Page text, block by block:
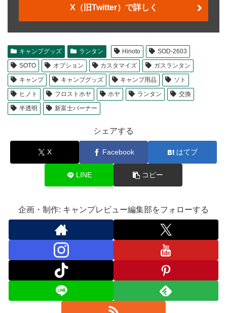
X（旧Twitter）で詳しく
キャンプグッズ ランタン Hinoto
SOD-2603
SOTO
オプション カスタマイズ
ガスランタン
キャンプ
キャンプグッズ キャンプ用品
ソト
ヒノト
フロストホヤ ホヤ ランタン
交換
半透明
新富士バーナー
シェアする
X Facebook はてブ
LINE コピー
企画・制作: キャンプレビュー編集部をフォローする